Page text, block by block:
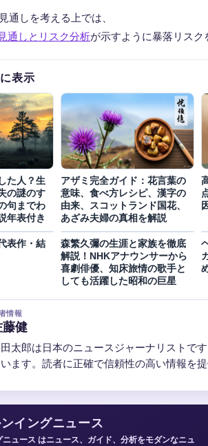
通しを考える上では、
通しとリスク分析が示すように暴落リス
表示
た人？生
の謎のす
句までわ
年表付き
アザミ完全ガイド：花言葉の
意味、食べ方レシピ、漢字の
由来、スコットランド国花、
あざみ夫婦の真相を解説
表作・結
森繁久彌の生涯と家族を徹底
解説！NHKアナウンサーから
喜劇俳優、知床旅情の歌手と
しても活躍した昭和の巨星
情報
藤健
太郎は日本のニュースジャーナリストで
ます。読者に正確で信頼性の高い情報を
イングニュース
ュース はニュース、ガイド、分析をモダンなニュ